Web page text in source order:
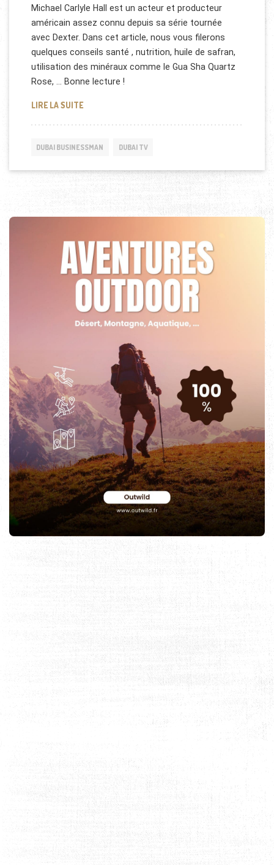
Michael Carlyle Hall est un acteur et producteur
américain assez connu depuis sa série tournée
avec Dexter. Dans cet article, nous vous filerons
quelques conseils santé , nutrition, huile de safran,
utilisation des minéraux comme le Gua Sha Quartz
Rose, … Bonne lecture !
LIRE LA SUITEDEXTER NOUS EXPLIQUE LES BONS GESTES SANTÉ
DUBAI BUSINESSMAN DUBAI TV